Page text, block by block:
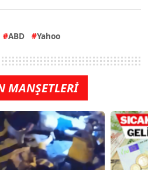
ABD Yahoo
MANŞETLERİ